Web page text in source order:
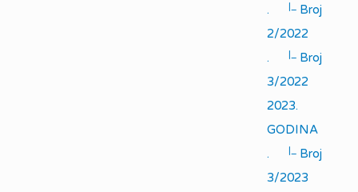
.
|_ Broj
2/2022
.
|_ Broj
3/2022
2023.
GODINA
.
|_ Broj
3/2023